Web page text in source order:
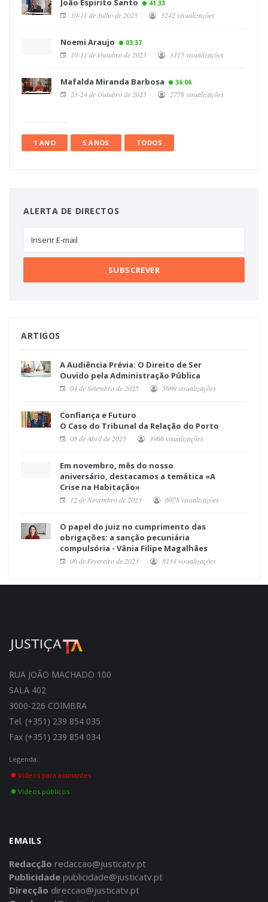
João Espirito Santo 41:33
10-11 de Julho de 2025 3242 visualizações
Noemi Araujo 03:37
10-11 de Outubro de 2025 3115 visualizações
Mafalda Miranda Barbosa 36:06
23-24 de Outubro de 2025 2776 visualizações
1 ANO 5 ANOS TODOS
ALERTA DE DIRECTOS
ARTIGOS
A Audiência Prévia: O Direito de Ser
Ouvido pela Administração Pública
04 de Setembro de 2025 5699 visualizações
Confiança e Futuro
O Caso do Tribunal da Relação do Porto
08 de Abril de 2025 3966 visualizações
Em novembro, mês do nosso
aniversário, destacamos a temática «A
Crise na Habitação»
12 de Novembro de 2023 6078 visualizações
O papel do juiz no cumprimento das
obrigações: a sanção pecuniária
compulsória - Vânia Filipe Magalhães
06 de Fevereiro de 2023 8134 visualizações
RUA JOÃO MACHADO 100
SALA 402
3000-226 COIMBRA
Tel. (+351) 239 854 035
Fax (+351) 239 854 034
Legenda:
Vídeos para assinantes
Vídeos públicos
EMAILS
Redacção redaccao@justicatv.pt
Publicidade publicidade@justicatv.pt
Direcção direccao@justicatv.pt